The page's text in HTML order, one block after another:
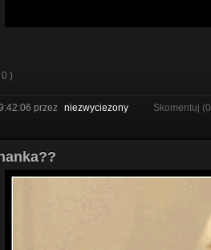
0 )
przez niezwyciezony Skomentuj